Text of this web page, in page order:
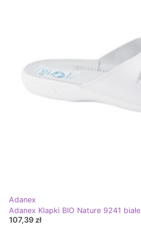
Adanex
Adanex Klapki BIO Nature 9241 białe
107,39 zł